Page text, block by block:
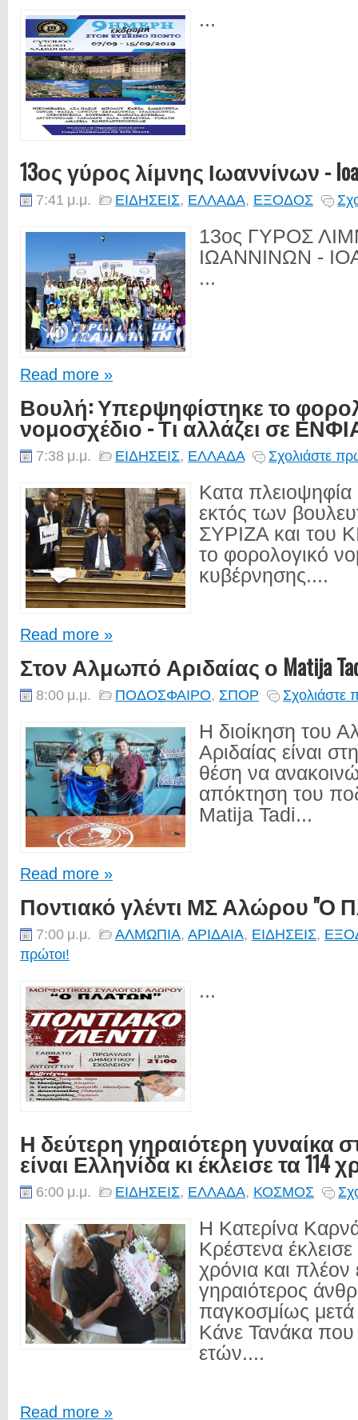
...
13ος γύρος λίμνης Ιωαννίνων -
7:41 μ.μ. ΕΙΔΗΣΕΙΣ, ΕΛΛΑΔΑ, ΕΞΟΔΟΣ
13ος ΓΥΡΟΣ
ΙΩΑΝΝΙΝΩΝ -
...
Read more »
Βουλή: Υπερψηφίστηκε το
νομοσχέδιο - Τι αλλάζει σε
7:38 μ.μ. ΕΙΔΗΣΕΙΣ, ΕΛΛΑΔΑ Σχολιάστε
Κατα πλειοψηφία
εκτός των
ΣΥΡΙΖΑ και του
το φορολογικό
κυβέρνησης....
Read more »
Στον Αλμωπό Αριδαίας ο Matija
8:00 μ.μ. ΠΟΔΟΣΦΑΙΡΟ, ΣΠΟΡ Σχολιάστε
Η διοίκηση του
Αριδαίας είναι
θέση να
απόκτηση του
Matija Tadi...
Read more »
Ποντιακό γλέντι ΜΣ Αλώρου "Ο
7:00 μ.μ. ΑΛΜΩΠΙΑ, ΑΡΙΔΑΙΑ, ΕΙΔΗΣΕΙΣ,
πρώτοι!
...
Η δεύτερη γηραιότερη γυναίκα
είναι Ελληνίδα κι έκλεισε τα 114
6:00 μ.μ. ΕΙΔΗΣΕΙΣ, ΕΛΛΑΔΑ, ΚΟΣΜΟΣ
Η Κατερίνα
Κρέστενα
χρόνια και πλέον
γηραιότερος
παγκοσμίως
Κάνε Τανάκα που
ετών....
Read more »